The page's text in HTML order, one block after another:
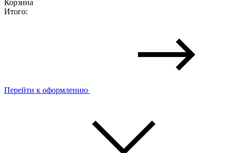
Корзина
Итого:
Перейти к оформлению